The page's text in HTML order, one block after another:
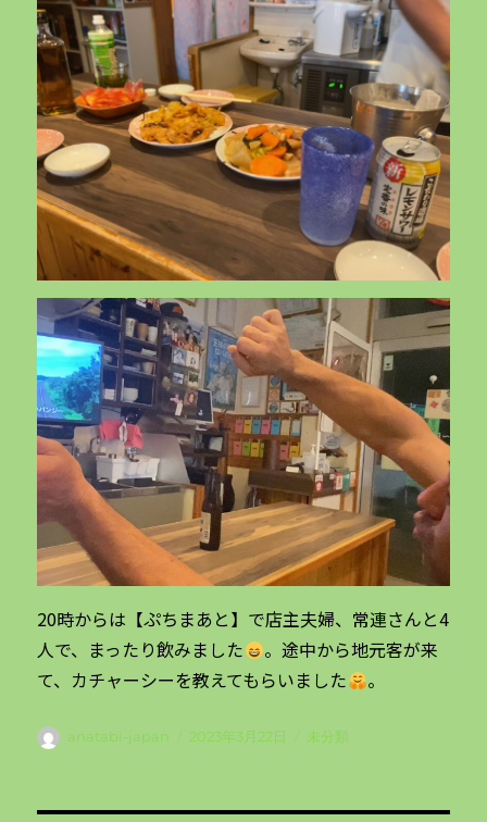
20時からは【ぷちまあと】で店主夫婦、常連さんと4
人で、まったり飲みました
。途中から地元客が来
て、カチャーシーを教えてもらいました
。
投
anatabi-japan
投
2023年3月22日
カ
未分類